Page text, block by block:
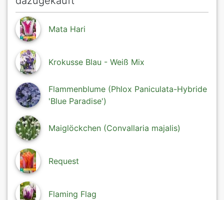
Mata Hari
Krokusse Blau - Weiß Mix
Flammenblume (Phlox Paniculata-Hybride
'Blue Paradise')
Maiglöckchen (Convallaria majalis)
Request
Flaming Flag